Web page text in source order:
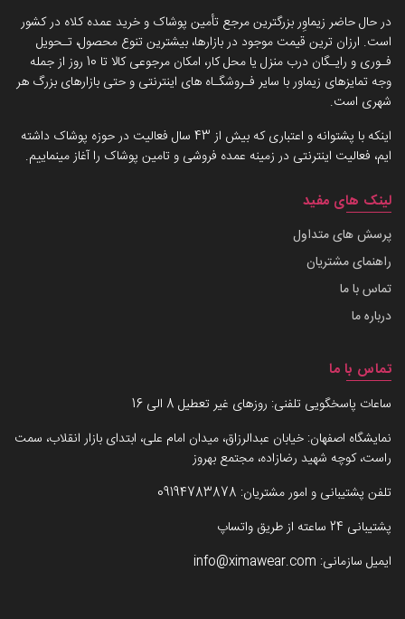
در حال حاضر زیماوِر بزرگترین مرجع تأمین پوشاک و خرید عمده کلاه در کشور
است. ارزان ترین قیمت موجود در بازارها، بیشترین تنوع محصول، تـحویل
فـوری و رایـگان درب منزل یا محل کار، امکان مرجوعی کالا تا 10 روز از جمله
وجه تمایزهای زیماور با سایر فـروشگـاه های اینترنتی و حتی بازارهای بزرگ هر
شهری است.
اینکه با پشتوانه و اعتباری که بیش از 43 سال فعالیت در حوزه پوشاک داشته
ایم، فعالیت اینترنتی در زمینه عمده فروشی و تامین پوشاک را آغاز مینماییم.
لینک های مفید
پرسش های متداول
راهنمای مشتریان
تماس با ما
درباره ما
تماس با ما
ساعات پاسخگویی تلفنی: روزهای غیر تعطیل 8 الی 16
نمایشگاه اصفهان: خیابان عبدالرزاق، میدان امام علی، ابتدای بازار انقلاب، سمت
راست، کوچه شهید رضازاده، مجتمع بهروز
تلفن پشتیبانی و امور مشتریان: 09194783878
پشتیبانی 24 ساعته از طریق واتساپ
ایمیل سازمانی: info@ximawear.com